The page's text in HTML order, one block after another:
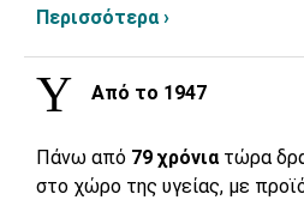
Περισσότερα ›
Από το 1947
Πάνω από 79 χρόνια τώρα
στο χώρο της υγείας, με